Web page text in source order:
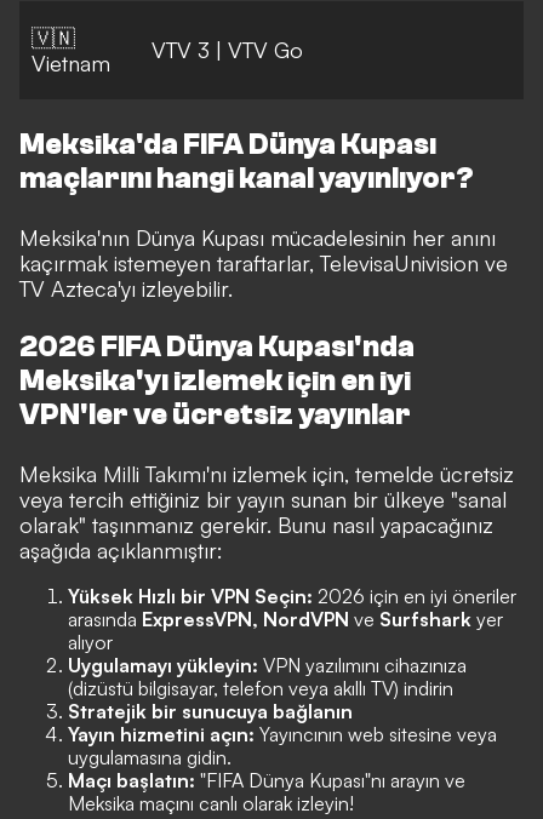
🇻🇳
Vietnam
VTV 3 | VTV Go
Meksika'da FIFA Dünya Kupası
maçlarını hangi kanal yayınlıyor?
Meksika'nın Dünya Kupası mücadelesinin her anını
kaçırmak istemeyen taraftarlar, TelevisaUnivision ve
TV Azteca'yı izleyebilir.
2026 FIFA Dünya Kupası'nda
Meksika'yı izlemek için en iyi
VPN'ler ve ücretsiz yayınlar
Meksika Milli Takımı'nı izlemek için, temelde ücretsiz
veya tercih ettiğiniz bir yayın sunan bir ülkeye "sanal
olarak" taşınmanız gerekir. Bunu nasıl yapacağınız
aşağıda açıklanmıştır:
Yüksek Hızlı bir VPN Seçin: 2026 için en iyi öneriler
arasında ExpressVPN, NordVPN ve Surfshark yer
alıyor
Uygulamayı yükleyin: VPN yazılımını cihazınıza
(dizüstü bilgisayar, telefon veya akıllı TV) indirin
Stratejik bir sunucuya bağlanın
Yayın hizmetini açın: Yayıncının web sitesine veya
uygulamasına gidin.
Maçı başlatın: "FIFA Dünya Kupası"nı arayın ve
Meksika maçını canlı olarak izleyin!